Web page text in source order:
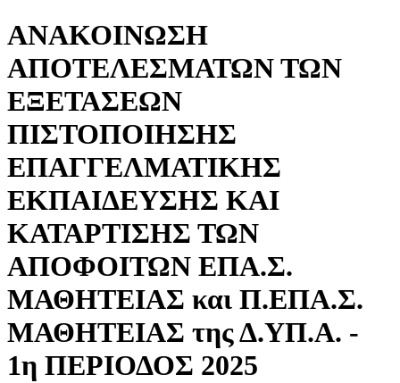
ΑΝΑΚΟΙΝΩΣΗ
ΑΠΟΤΕΛΕΣΜΑΤΩΝ ΤΩΝ
ΕΞΕΤΑΣΕΩΝ
ΠΙΣΤΟΠΟΙΗΣΗΣ
ΕΠΑΓΓΕΛΜΑΤΙΚΗΣ
ΕΚΠΑΙΔΕΥΣΗΣ ΚΑΙ
ΚΑΤΑΡΤΙΣΗΣ ΤΩΝ
ΑΠΟΦΟΙΤΩΝ ΕΠΑ.Σ.
ΜΑΘΗΤΕΙΑΣ και Π.ΕΠΑ.Σ.
ΜΑΘΗΤΕΙΑΣ της Δ.ΥΠ.Α. -
1η ΠΕΡΙΟΔΟΣ 2025